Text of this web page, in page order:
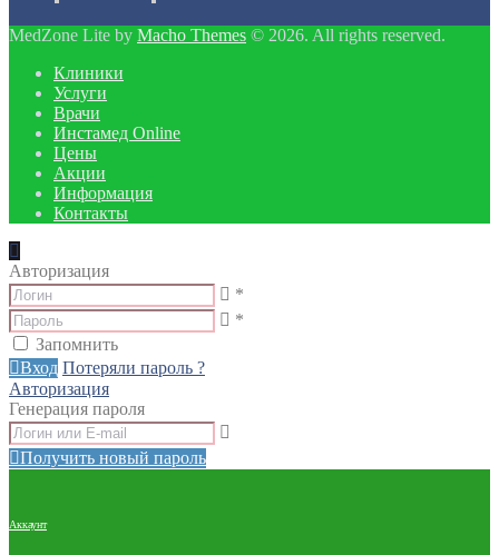
MedZone Lite by Macho Themes © 2026. All rights reserved.
Клиники
Услуги
Врачи
Инстамед Online
Цены
Акции
Информация
Контакты
Авторизация
*
*
Запомнить
Вход Потеряли пароль ?
Авторизация
Генерация пароля
Получить новый пароль
Аккаунт